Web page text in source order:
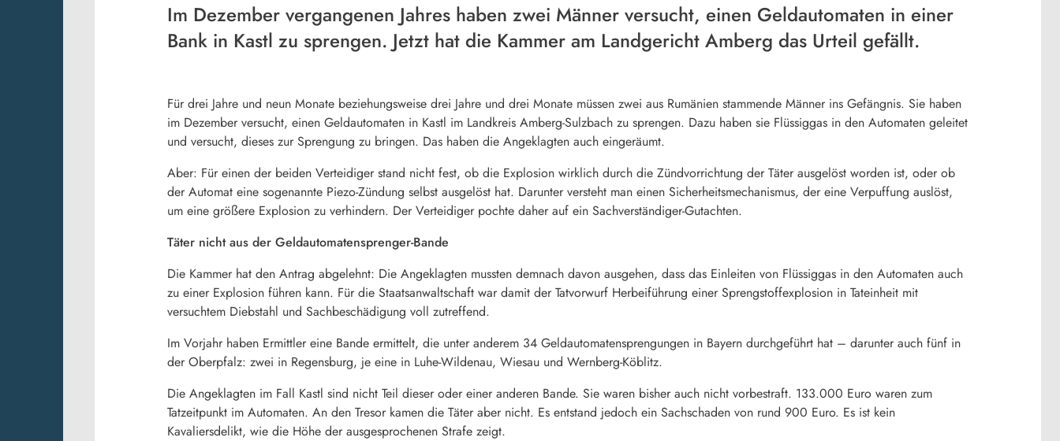
Im Dezember vergangenen Jahres haben zwei Männer versucht, einen Geldautomaten in einer
Bank in Kastl zu sprengen. Jetzt hat die Kammer am Landgericht Amberg das Urteil gefällt.
Für drei Jahre und neun Monate beziehungsweise drei Jahre und drei Monate müssen zwei aus Rumänien stammende Männer ins Gefängnis. Sie haben
im Dezember versucht, einen Geldautomaten in Kastl im Landkreis Amberg-Sulzbach zu sprengen. Dazu haben sie Flüssiggas in den Automaten geleitet
und versucht, dieses zur Sprengung zu bringen. Das haben die Angeklagten auch eingeräumt.
Aber: Für einen der beiden Verteidiger stand nicht fest, ob die Explosion wirklich durch die Zündvorrichtung der Täter ausgelöst worden ist, oder ob
der Automat eine sogenannte Piezo-Zündung selbst ausgelöst hat. Darunter versteht man einen Sicherheitsmechanismus, der eine Verpuffung auslöst,
um eine größere Explosion zu verhindern. Der Verteidiger pochte daher auf ein Sachverständiger-Gutachten.
Täter nicht aus der Geldautomatensprenger-Bande
Die Kammer hat den Antrag abgelehnt: Die Angeklagten mussten demnach davon ausgehen, dass das Einleiten von Flüssiggas in den Automaten auch
zu einer Explosion führen kann. Für die Staatsanwaltschaft war damit der Tatvorwurf Herbeiführung einer Sprengstoffexplosion in Tateinheit mit
versuchtem Diebstahl und Sachbeschädigung voll zutreffend.
Im Vorjahr haben Ermittler eine Bande ermittelt, die unter anderem 34 Geldautomatensprengungen in Bayern durchgeführt hat – darunter auch fünf in
der Oberpfalz: zwei in Regensburg, je eine in Luhe-Wildenau, Wiesau und Wernberg-Köblitz.
Die Angeklagten im Fall Kastl sind nicht Teil dieser oder einer anderen Bande. Sie waren bisher auch nicht vorbestraft. 133.000 Euro waren zum
Tatzeitpunkt im Automaten. An den Tresor kamen die Täter aber nicht. Es entstand jedoch ein Sachschaden von rund 900 Euro. Es ist kein
Kavaliersdelikt, wie die Höhe der ausgesprochenen Strafe zeigt.